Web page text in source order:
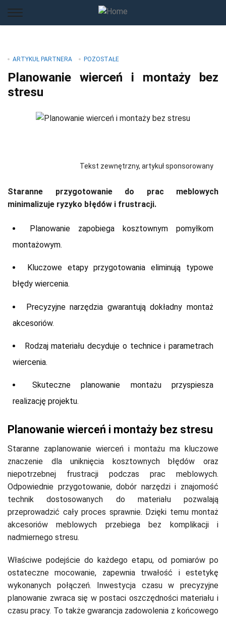
ARTYKUŁ PARTNERA POZOSTAŁE
Planowanie wierceń i montaży bez
stresu
Tekst zewnętrzny, artykuł sponsorowany
Staranne przygotowanie do prac meblowych
minimalizuje ryzyko błędów i frustracji.
Planowanie zapobiega kosztownym pomyłkom
montażowym.
Kluczowe etapy przygotowania eliminują typowe
błędy wiercenia.
Precyzyjne narzędzia gwarantują dokładny montaż
akcesoriów.
Rodzaj materiału decyduje o technice i parametrach
wiercenia.
Skuteczne planowanie montażu przyspiesza
realizację projektu.
Planowanie wierceń i montaży bez stresu
Staranne zaplanowanie wierceń i montażu ma kluczowe
znaczenie dla uniknięcia kosztownych błędów oraz
niepotrzebnej frustracji podczas prac meblowych.
Odpowiednie przygotowanie, dobór narzędzi i znajomość
technik dostosowanych do materiału pozwalają
przeprowadzić cały proces sprawnie. Dzięki temu montaż
akcesoriów meblowych przebiega bez komplikacji i
nadmiernego stresu.
Właściwe podejście do każdego etapu, od pomiarów po
ostateczne mocowanie, zapewnia trwałość i estetykę
wykonanych połączeń. Inwestycja czasu w precyzyjne
planowanie zwraca się w postaci oszczędności materiału i
czasu pracy. To także gwarancja zadowolenia z końcowego